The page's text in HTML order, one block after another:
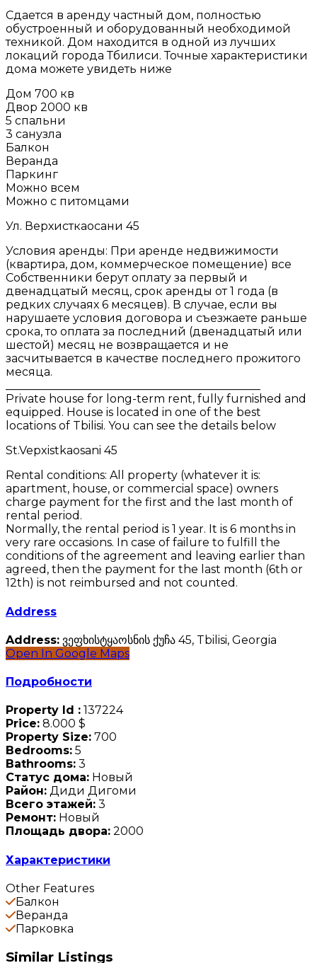
Сдается в аренду частный дом, полностью
обустроенный и оборудованный необходимой
техникой. Дом находится в одной из лучших
локаций города Тбилиси. Точные характеристики
дома можете увидеть ниже
Дом 700 кв
Двор 2000 кв
5 спальни
3 санузла
Балкон
Веранда
Паркинг
Можно всем
Можно с питомцами
Ул. Верхисткаосани 45
Условия аренды: При аренде недвижимости
(квартира, дом, коммерческое помещение) все
Собственники берут оплату за первый и
двенадцатый месяц, срок аренды от 1 года (в
редких случаях 6 месяцев). В случае, если вы
нарушаете условия договора и съезжаете раньше
срока, то оплата за последний (двенадцатый или
шестой) месяц не возвращается и не
засчитывается в качестве последнего прожитого
месяца.
Private house for long-term rent, fully furnished and
equipped. House is located in one of the best
locations of Tbilisi. You can see the details below
St.Vepxistkaosani 45
Rental conditions: All property (whatever it is:
apartment, house, or commercial space) owners
charge payment for the first and the last month of
rental period.
Normally, the rental period is 1 year. It is 6 months in
very rare occasions. In case of failure to fulfill the
conditions of the agreement and leaving earlier than
agreed, then the payment for the last month (6th or
12th) is not reimbursed and not counted.
Address
Address: ვეფხისტყაოსნის ქუჩა 45, Tbilisi, Georgia
Open In Google Maps
Подробности
Property Id : 137224
Price: 8.000 $
Property Size: 700
Bedrooms: 5
Bathrooms: 3
Статус дома: Новый
Район: Диди Дигоми
Всего этажей: 3
Ремонт: Новый
Площадь двора: 2000
Характеристики
Other Features
Балкон
Веранда
Парковка
Similar Listings